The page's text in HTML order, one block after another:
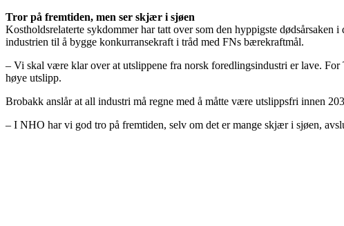
Tror på fremtiden, men ser skjær i sjøen
Kostholdsrelaterte sykdommer har tatt over som den hyppigste
industrien til å bygge konkurransekraft i tråd med FNs bærekraftmål.
– Vi skal være klar over at utslippene fra norsk foredlingsindustri er lave.
høye utslipp.
Brobakk anslår at all industri må regne med å måtte være utslippsfri innen
– I NHO har vi god tro på fremtiden, selv om det er mange skjær i sjøen,